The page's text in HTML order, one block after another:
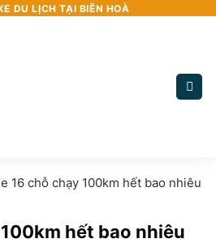
DU LỊCH TẠI BIÊN HOÀ
16 chỗ chạy 100km hết bao nhiêu
hết bao nhiêu